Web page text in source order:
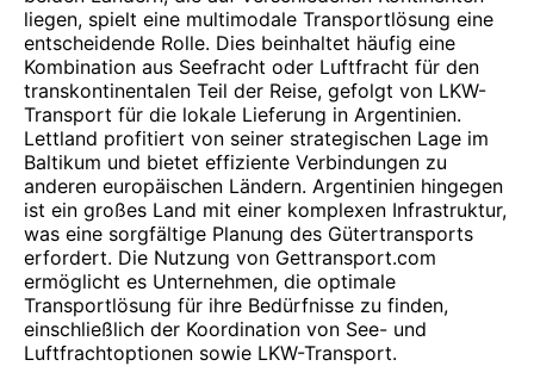
liegen, spielt eine multimodale Transportlösung eine
entscheidende Rolle. Dies beinhaltet häufig eine
Kombination aus Seefracht oder Luftfracht für den
transkontinentalen Teil der Reise, gefolgt von LKW-
Transport für die lokale Lieferung in Argentinien.
Lettland profitiert von seiner strategischen Lage im
Baltikum und bietet effiziente Verbindungen zu
anderen europäischen Ländern. Argentinien hingegen
ist ein großes Land mit einer komplexen Infrastruktur,
was eine sorgfältige Planung des Gütertransports
erfordert. Die Nutzung von Gettransport.com
ermöglicht es Unternehmen, die optimale
Transportlösung für ihre Bedürfnisse zu finden,
einschließlich der Koordination von See- und
Luftfrachtoptionen sowie LKW-Transport.